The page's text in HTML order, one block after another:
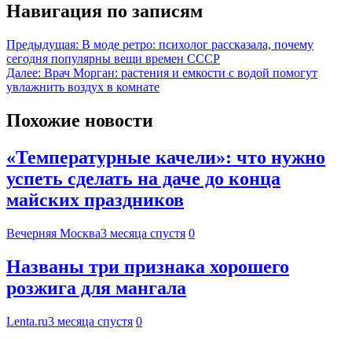
Навигация по записям
Предыдущая: В моде ретро: психолог рассказала, почему
сегодня популярны вещи времен СССР
Далее: Врач Морган: растения и емкости с водой помогут
увлажнить воздух в комнате
Похожие новости
«Температурные качели»: что нужно
успеть сделать на даче до конца
майских праздников
Вечерняя Москва3 месяца спустя 0
Названы три признака хорошего
розжига для мангала
Lenta.ru3 месяца спустя 0